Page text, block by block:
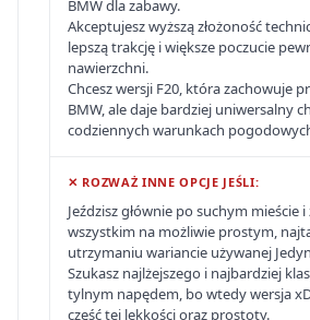
BMW dla zabawy.
Akceptujesz wyższą złożoność
lepszą trakcję i większe poczucie
nawierzchni.
Chcesz wersji F20, która zachowuje
BMW, ale daje bardziej uniwersalny
codziennych warunkach
✕ ROZWAŻ INNE OPCJE JEŚLI:
Jeździsz głównie po suchym mieście
wszystkim na możliwie prostym,
utrzymaniu wariancie używanej
Szukasz najlżejszego i najbardziej
tylnym napędem, bo wtedy wersja
część tej lekkości oraz prostoty.